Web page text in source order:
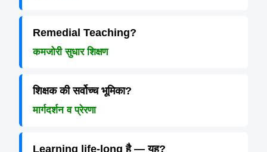
Remedial Teaching?
कमजोरी सुधार शिक्षण
शिक्षक की सर्वोच्च भूमिका?
मार्गदर्शन व प्रेरणा
Learning life-long है — यह?